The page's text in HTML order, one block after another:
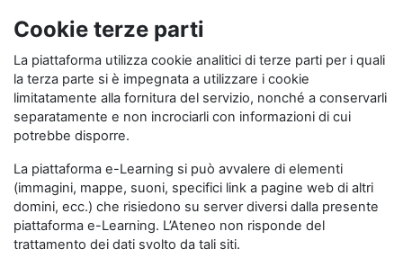
Cookie terze parti
La piattaforma utilizza cookie analitici di terze parti per i quali
la terza parte si è impegnata a utilizzare i cookie
limitatamente alla fornitura del servizio, nonché a conservarli
separatamente e non incrociarli con informazioni di cui
potrebbe disporre.
La piattaforma e-Learning si può avvalere di elementi
(immagini, mappe, suoni, specifici link a pagine web di altri
domini, ecc.) che risiedono su server diversi dalla presente
piattaforma e-Learning. L’Ateneo non risponde del
trattamento dei dati svolto da tali siti.